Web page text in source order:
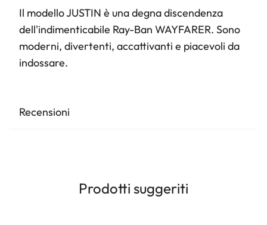
Il modello JUSTIN è una degna discendenza
dell'indimenticabile Ray-Ban WAYFARER. Sono
moderni, divertenti, accattivanti e piacevoli da
indossare.
Recensioni
Prodotti suggeriti